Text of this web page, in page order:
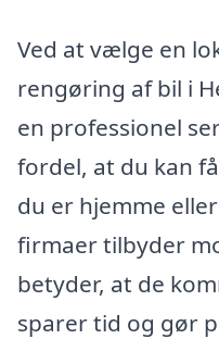
Ved at vælge en
rengøring af bil i
en professionel
fordel, at du kan
du er hjemme
firmaer tilbyder
betyder, at de
sparer tid og gør